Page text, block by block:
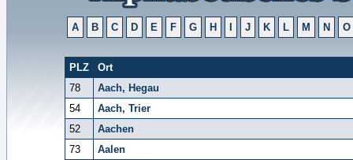
A B C D E F G H J K L M N O
PLZ
Ort
78
Aach, Hegau
54
Aach, Trier
52
Aachen
73
Aalen